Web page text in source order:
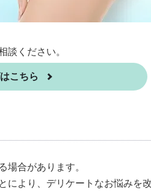
談ください。
こちら
場合があります。
により、デリケートなお悩みを